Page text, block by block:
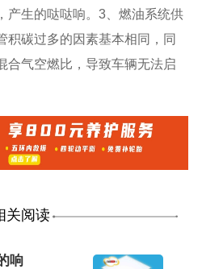
产生的哒哒响。3、燃油系统供
积碳过多的因素基本相同，同
合气空燃比，导致车辆无法启
关阅读
响